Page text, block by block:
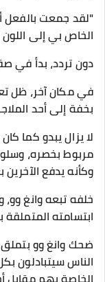
"لقد جمعت بالفعل
الخاص بي إلى اللون
دون تردد، بدأ في
في مكان آخر، ظل
بخفة إلى أحد
لا يزال يبدو كما
مربوط بخصره،
وكأنه يدفع الآخرين
خلفه تبعه وانغ
ابتسامته
ضحك وانغ وو
الناس سيتبادلون